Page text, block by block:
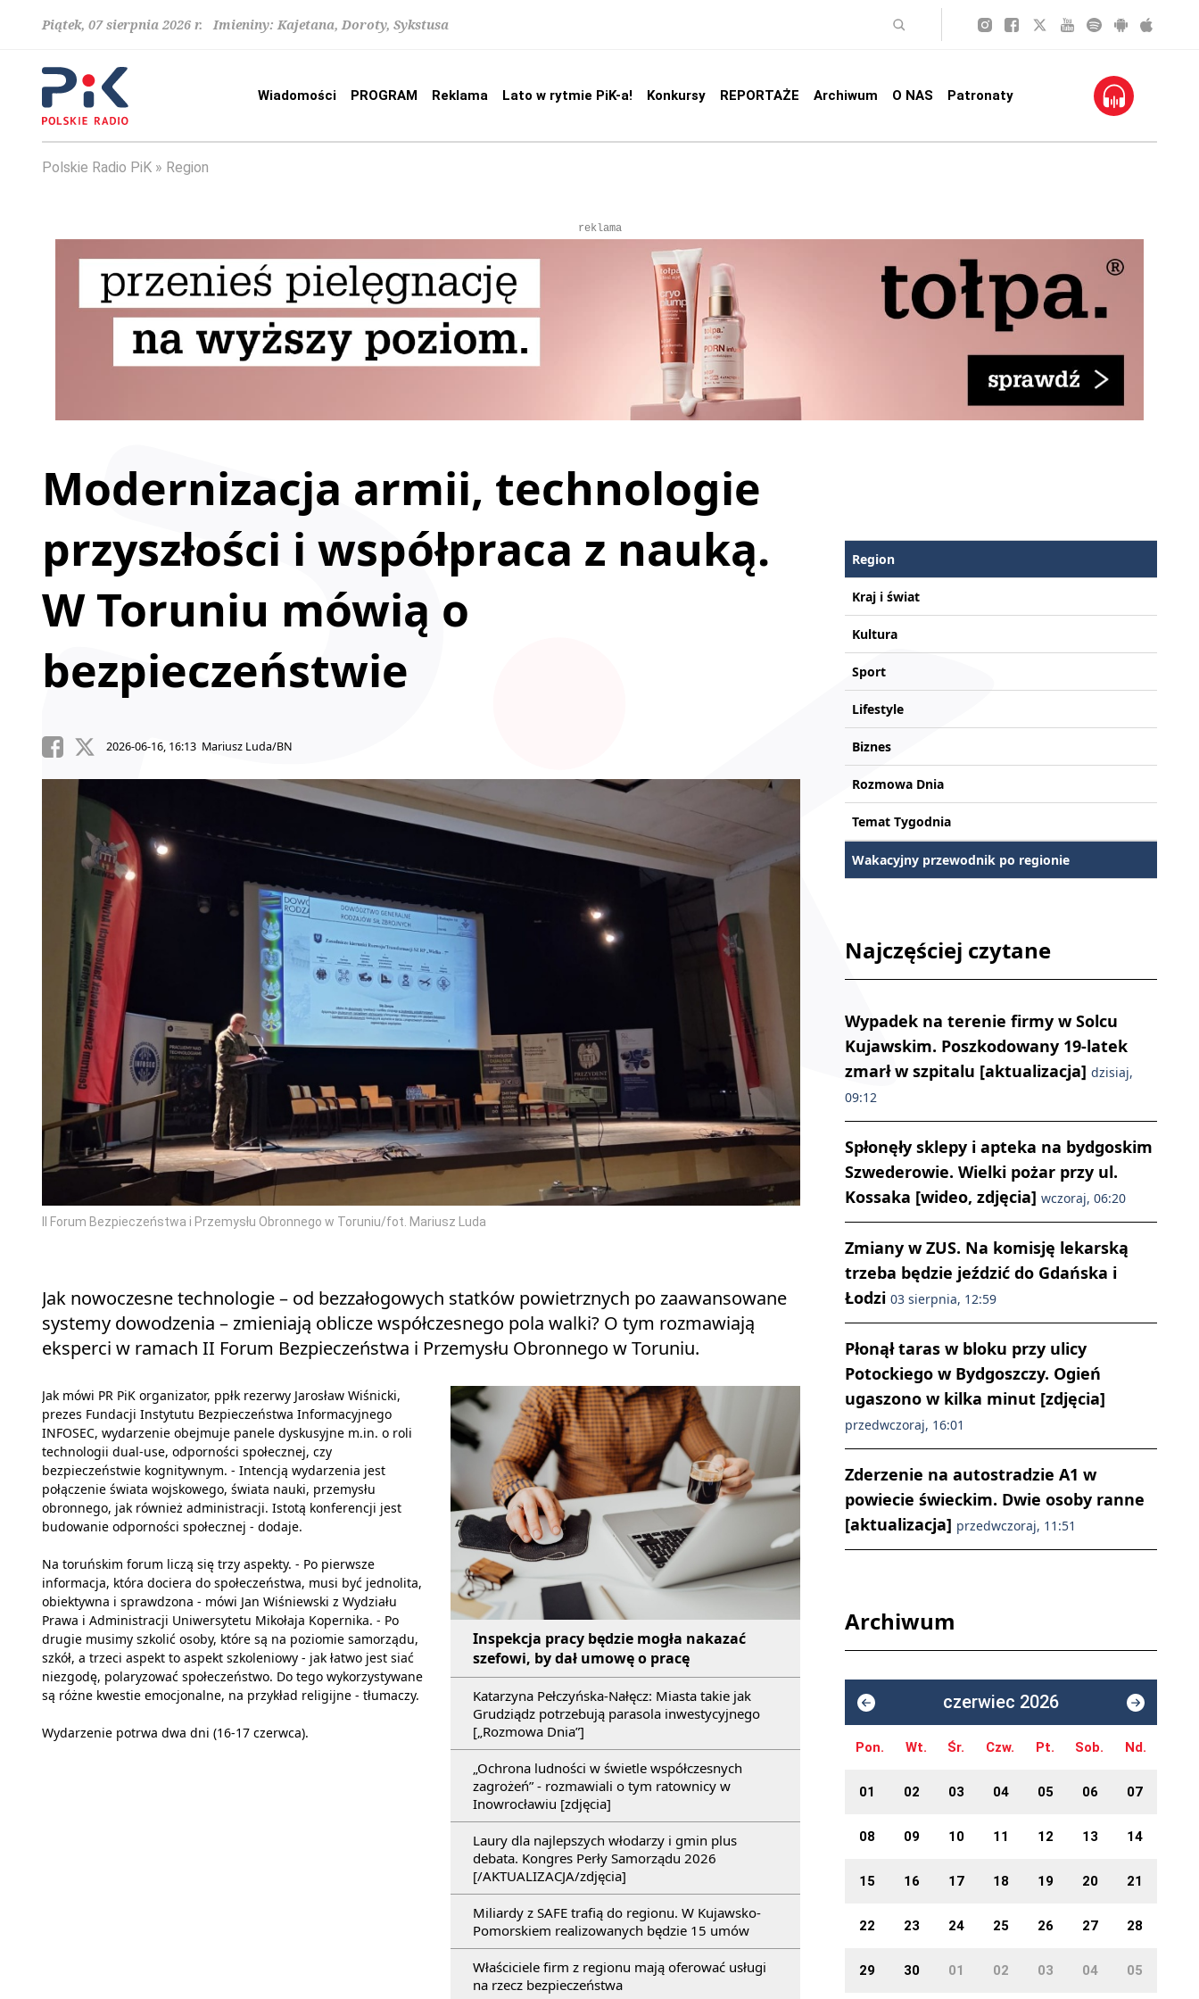
Piątek, 07 sierpnia 2026 r. Imieniny: Kajetana, Doroty, Sykstusa
Wiadomości PROGRAM Reklama Lato w rytmie PiK-a! Konkursy REPORTAŻE Archiwum O NAS Patronaty
Polskie Radio PiK Region
reklama
Modernizacja armii, technologie
przyszłości i współpraca z nauką.
W Toruniu mówią o
bezpieczeństwie
2026-06-16, 16:13 Mariusz Luda/BN
II Forum Bezpieczeństwa i Przemysłu Obronnego w Toruniu/fot. Mariusz Luda
Jak nowoczesne technologie – od bezzałogowych statków powietrznych po zaawansowane
systemy dowodzenia – zmieniają oblicze współczesnego pola walki? O tym rozmawiają
eksperci w ramach II Forum Bezpieczeństwa i Przemysłu Obronnego w Toruniu.
Inspekcja pracy będzie mogła nakazać
szefowi, by dał umowę o pracę
Katarzyna Pełczyńska-Nałęcz: Miasta takie jak
Grudziądz potrzebują parasola inwestycyjnego
[„Rozmowa Dnia”]
„Ochrona ludności w świetle współczesnych
zagrożeń” - rozmawiali o tym ratownicy w
Inowrocławiu [zdjęcia]
Laury dla najlepszych włodarzy i gmin plus
debata. Kongres Perły Samorządu 2026
[/AKTUALIZACJA/zdjęcia]
Miliardy z SAFE trafią do regionu. W Kujawsko-
Pomorskiem realizowanych będzie 15 umów
Właściciele firm z regionu mają oferować usługi
na rzecz bezpieczeństwa
Jak mówi PR PiK organizator, ppłk rezerwy Jarosław Wiśnicki,
prezes Fundacji Instytutu Bezpieczeństwa Informacyjnego
INFOSEC, wydarzenie obejmuje panele dyskusyjne m.in. o roli
technologii dual-use, odporności społecznej, czy
bezpieczeństwie kognitywnym. - Intencją wydarzenia jest
połączenie świata wojskowego, świata nauki, przemysłu
obronnego, jak również administracji. Istotą konferencji jest
budowanie odporności społecznej - dodaje.
Na toruńskim forum liczą się trzy aspekty. - Po pierwsze
informacja, która dociera do społeczeństwa, musi być jednolita,
obiektywna i sprawdzona - mówi Jan Wiśniewski z Wydziału
Prawa i Administracji Uniwersytetu Mikołaja Kopernika. - Po
drugie musimy szkolić osoby, które są na poziomie samorządu,
szkół, a trzeci aspekt to aspekt szkoleniowy - jak łatwo jest siać
niezgodę, polaryzować społeczeństwo. Do tego wykorzystywane
są różne kwestie emocjonalne, na przykład religijne - tłumaczy.
Wydarzenie potrwa dwa dni (16-17 czerwca).
Region
Kraj i świat
Kultura
Sport
Lifestyle
Biznes
Rozmowa Dnia
Temat Tygodnia
Wakacyjny przewodnik po regionie
Najczęściej czytane
Wypadek na terenie firmy w Solcu
Kujawskim. Poszkodowany 19-latek
zmarł w szpitalu [aktualizacja] dzisiaj,
09:12
Spłonęły sklepy i apteka na bydgoskim
Szwederowie. Wielki pożar przy ul.
Kossaka [wideo, zdjęcia] wczoraj, 06:20
Zmiany w ZUS. Na komisję lekarską
trzeba będzie jeździć do Gdańska i
Łodzi 03 sierpnia, 12:59
Płonął taras w bloku przy ulicy
Potockiego w Bydgoszczy. Ogień
ugaszono w kilka minut [zdjęcia]
przedwczoraj, 16:01
Zderzenie na autostradzie A1 w
powiecie świeckim. Dwie osoby ranne
[aktualizacja] przedwczoraj, 11:51
Archiwum
czerwiec 2026
Pon. Wt. Śr. Czw. Pt. Sob. Nd.
01 02 03 04 05 06 07
08 09 10 11 12 13 14
15 16 17 18 19 20 21
22 23 24 25 26 27 28
29 30 01 02 03 04 05